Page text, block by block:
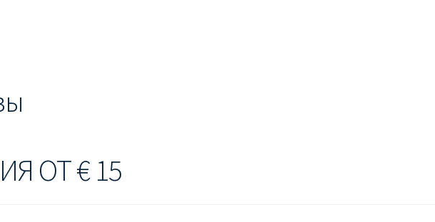
НА РУССКОМ
ОТ € 15